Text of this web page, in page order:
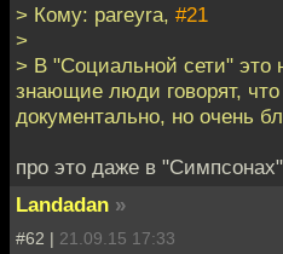
> Кому: pareyra, #21
>
> В "Социальной сети" это
знающие люди говорят,
документально, но очень
про это даже в
Landadan »
#62 | 21.09.15 17:33